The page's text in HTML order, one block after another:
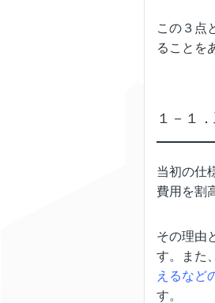
この３点
ることを
１－１
当初の仕
費用を割
その理由
す。また
えるなど
す。